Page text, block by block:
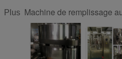
Plus Machine de remplissage